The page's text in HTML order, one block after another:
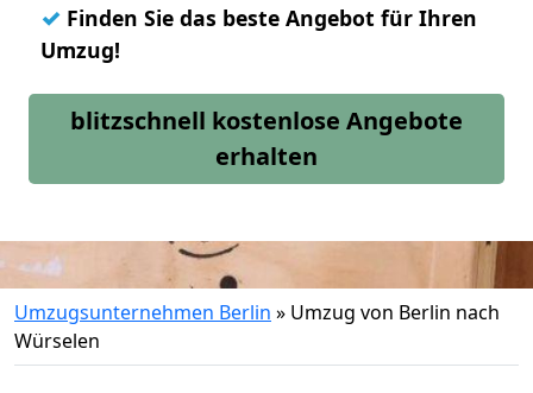
✓ Finden Sie das beste Angebot für Ihren
Umzug!
blitzschnell kostenlose Angebote
erhalten
Umzugsunternehmen Berlin » Umzug von Berlin nach
Würselen